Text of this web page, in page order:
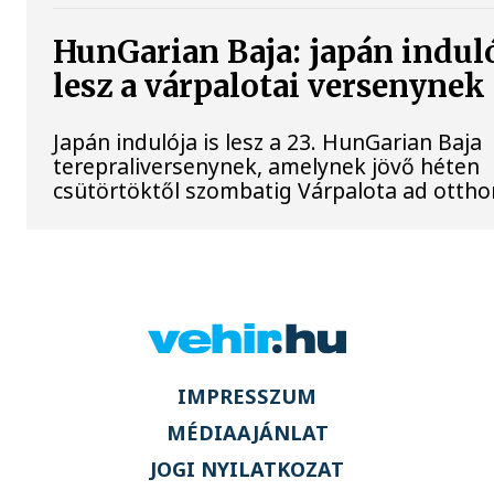
HunGarian Baja: japán
lesz a várpalotai versenynek
Japán indulója is lesz a 23. HunGarian Baja
terepraliversenynek, amelynek jövő héten
csütörtöktől szombatig Várpalota ad
IMPRESSZUM
MÉDIAAJÁNLAT
JOGI NYILATKOZAT